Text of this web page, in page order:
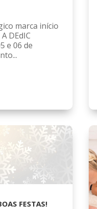
marca início
DEdIC
e 06 de
FESTAS!